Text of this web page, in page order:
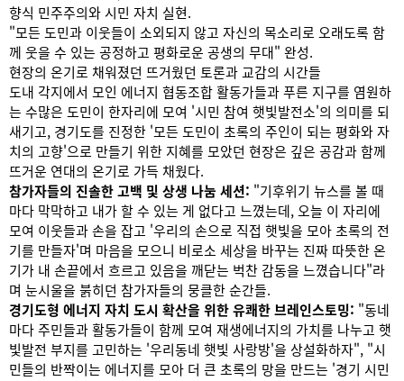
향식 민주주의와 시민 자치 실현.
"모든 도민과 이웃들이 소외되지 않고 자신의 목소리로 오래도록 함
께 웃을 수 있는 공정하고 평화로운 공생의 무대" 완성.
현장의 온기로 채워졌던 뜨거웠던 토론과 교감의 시간들
도내 각지에서 모인 에너지 협동조합 활동가들과 푸른 지구를 염원하
는 수많은 도민이 한자리에 모여 '시민 참여 햇빛발전소'의 의미를 되
새기고, 경기도를 진정한 '모든 도민이 초록의 주인이 되는 평화와 자
치의 고향'으로 만들기 위한 지혜를 모았던 현장은 깊은 공감과 함께
뜨거운 연대의 온기로 가득 채웠다.
참가자들의 진솔한 고백 및 상생 나눔 세션: "기후위기 뉴스를 볼 때
마다 막막하고 내가 할 수 있는 게 없다고 느꼈는데, 오늘 이 자리에
모여 이웃들과 손을 잡고 '우리의 손으로 직접 햇빛을 모아 초록의 전
기를 만들자'며 마음을 모으니 비로소 세상을 바꾸는 진짜 따뜻한 온
기가 내 손끝에서 흐르고 있음을 깨닫는 벅찬 감동을 느꼈습니다"라
며 눈시울을 붉히던 참가자들의 뭉클한 순간들.
경기도형 에너지 자치 도시 확산을 위한 유쾌한 브레인스토밍: "동네
마다 주민들과 활동가들이 함께 모여 재생에너지의 가치를 나누고 햇
빛발전 부지를 고민하는 '우리동네 햇빛 사랑방'을 상설화하자", "시
민들의 반짝이는 에너지를 모아 더 큰 초록의 망을 만드는 '경기 시민